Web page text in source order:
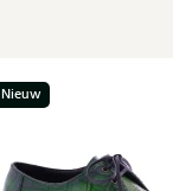
Nieuw